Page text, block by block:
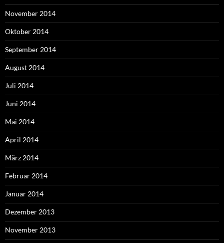
November 2014
Oktober 2014
September 2014
August 2014
Juli 2014
Juni 2014
Mai 2014
April 2014
März 2014
Februar 2014
Januar 2014
Dezember 2013
November 2013